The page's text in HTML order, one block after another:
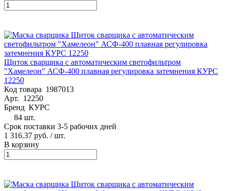
Щиток сварщика с автоматическим светофильтром
"Хамелеон" АСФ-400 плавная регулировка затемнения КУРС
12250
Код товара 1987013
Арт. 12250
Бренд КУРС
84 шт.
Срок поставки 3-5 рабочих дней
1 316.37 руб. / шт.
В корзину